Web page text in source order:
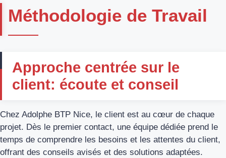
Méthodologie de Travail
Approche centrée sur le
client: écoute et conseil
Chez Adolphe BTP Nice, le client est au cœur de chaque
projet. Dès le premier contact, une équipe dédiée prend le
temps de comprendre les besoins et les attentes du client,
offrant des conseils avisés et des solutions adaptées.